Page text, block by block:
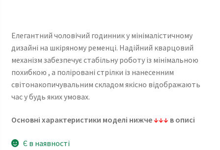
Елегантний чоловічий годинник у мінімалістичному
дизайні на шкіряному ременці. Надійний кварцовий
механізм забезпечує стабільну роботу із мінімальною
похибкою , а поліровані стрілки із нанесенним
світонакопичувальним складом якісно відображають
час у будь яких умовах.
Основні характеристики моделі нижче↓↓↓ в описі
Є в наявності